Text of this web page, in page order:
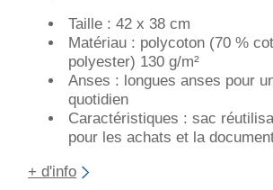
Taille : 42 x 38 cm
Matériau : polycoton (70 %
polyester) 130 g/m²
Anses : longues anses pour
quotidien
Caractéristiques : sac
pour les achats et la
+ d'info